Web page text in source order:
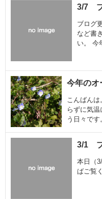
3/7 ブ
ブログ
など書
い。 今
今年のオ
こんばん
らずに気
う日々で
3/1 ブ
本日（
ばご覧